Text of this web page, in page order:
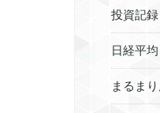
投資記
日経平
まるま